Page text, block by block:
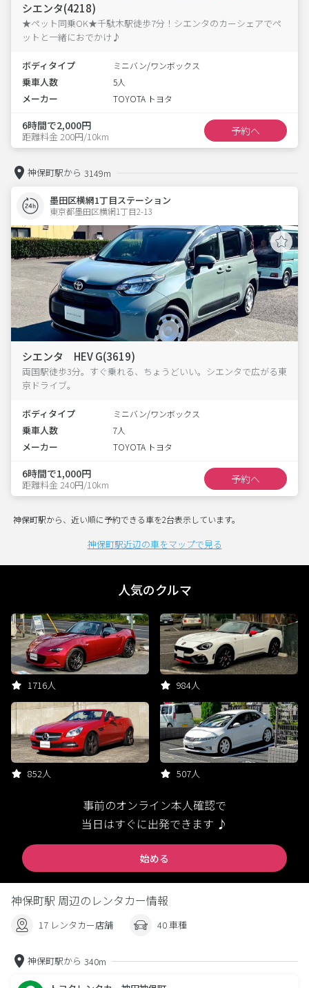
シエンタ(4218)
★ペット同乗OK★千駄木駅徒歩7分！シエンタのカーシェアでペ
ットと一緒におでかけ♪
ボディタイプ ミニバン/ワンボックス
乗車人数 5人
メーカー TOYOTA トヨタ
6時間で2,000円
距離料金 200円/10km 予約へ
神保町駅から 3149m
墨田区横網1丁目ステーション
東京都墨田区横網1丁目2-13
シエンタ HEV G(3619)
両国駅徒歩3分。すぐ乗れる、ちょうどいい。シエンタで広がる東
京ドライブ。
ボディタイプ ミニバン/ワンボックス
乗車人数 7人
メーカー TOYOTA トヨタ
6時間で1,000円
距離料金 240円/10km 予約へ
神保町駅から、近い順に予約できる車を2台表示しています。
神保町駅近辺の車をマップで見る
人気のクルマ
1716人 984人
852人 507人
事前のオンライン本人確認で
当日はすぐに出発できます ♪
始める
神保町駅 周辺のレンタカー情報
17 レンタカー店舗 40 車種
神保町駅から 340m